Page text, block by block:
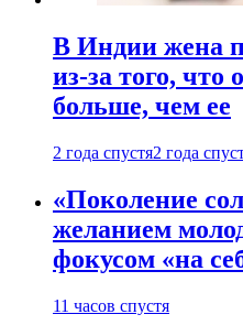
В Индии жена
из-за того,
больше, чем ее
2 года спустя2 года
«Поколение
желанием
фокусом «на
11 часов спустя